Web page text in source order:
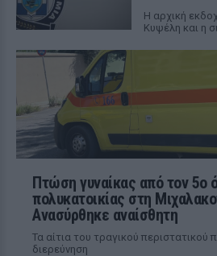
Η αρχική
Κυψέλη και η
Πτώση γυναίκας από τον 5ο
πολυκατοικίας στη
Ανασύρθηκε αναίσθητη
Τα αίτια του τραγικού περιστατικού
διερεύνηση